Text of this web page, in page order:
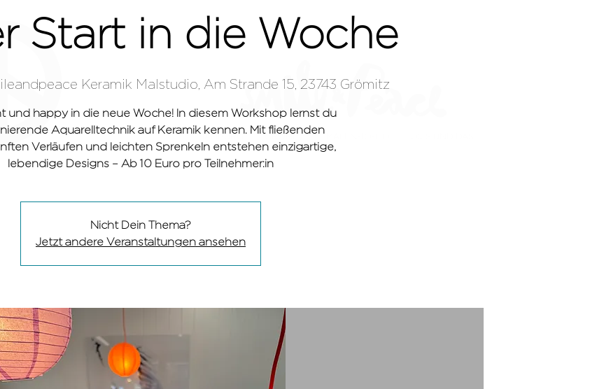
HAMBURG GRÖMITZ
Start in die Woche
Keramik Malstudio, Am Strande 15, 23743 Grömitz
und happy in die neue Woche! In diesem Workshop lernst du
Aquarelltechnik auf Keramik kennen. Mit fließenden
Verläufen und leichten Sprenkeln entstehen einzigartige,
lebendige Designs – Ab 10 Euro pro Teilnehmer:in
Nicht Dein Thema?
Jetzt andere Veranstaltungen ansehen